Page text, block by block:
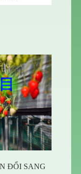
ĐỔI SANG